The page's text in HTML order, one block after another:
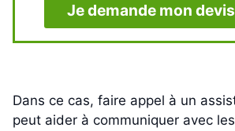
Je demande mon
Dans ce cas, faire appel à un
peut aider à communiquer avec